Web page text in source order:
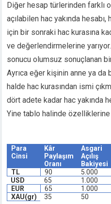
panel
panel
panel
panel
panel
panel
panel
panel
panel
panel
panel
panel
panel
Diğer hesap türlerinden farklı
açılabilen hac yakında hesabı,
için bir sonraki hac kurasına
ve değerlendirmelerine
sonucu olumsuz sonuçlanan
Ayrıca eğer kişinin anne ya da
halde hac kurasından ismi
dört adete kadar hac yakında
Yine tablo halinde
Para
Cinsi
Kâr
Paylaşım
Oranı
Asgari
Açılış
Bakiyesi
TL
90 5.000
USD
65 1.000
EUR
65 1.000
XAU(gr)
35 50